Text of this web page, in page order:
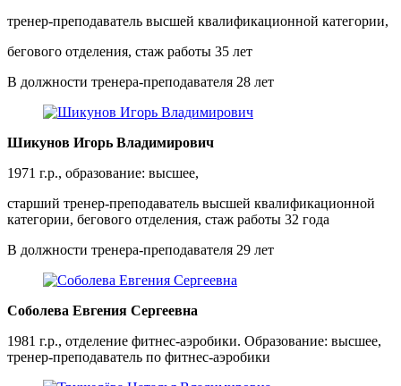
тренер-преподаватель высшей квалификационной категории,
бегового отделения, стаж работы 35 лет
В должности тренера-преподавателя 28 лет
Шикунов Игорь Владимирович
1971 г.р., образование: высшее,
старший тренер-преподаватель высшей квалификационной
категории, бегового отделения, стаж работы 32 года
В должности тренера-преподавателя 29 лет
Соболева Евгения Сергеевна
1981 г.р., отделение фитнес-аэробики. Образование: высшее,
тренер-преподаватель по фитнес-аэробики